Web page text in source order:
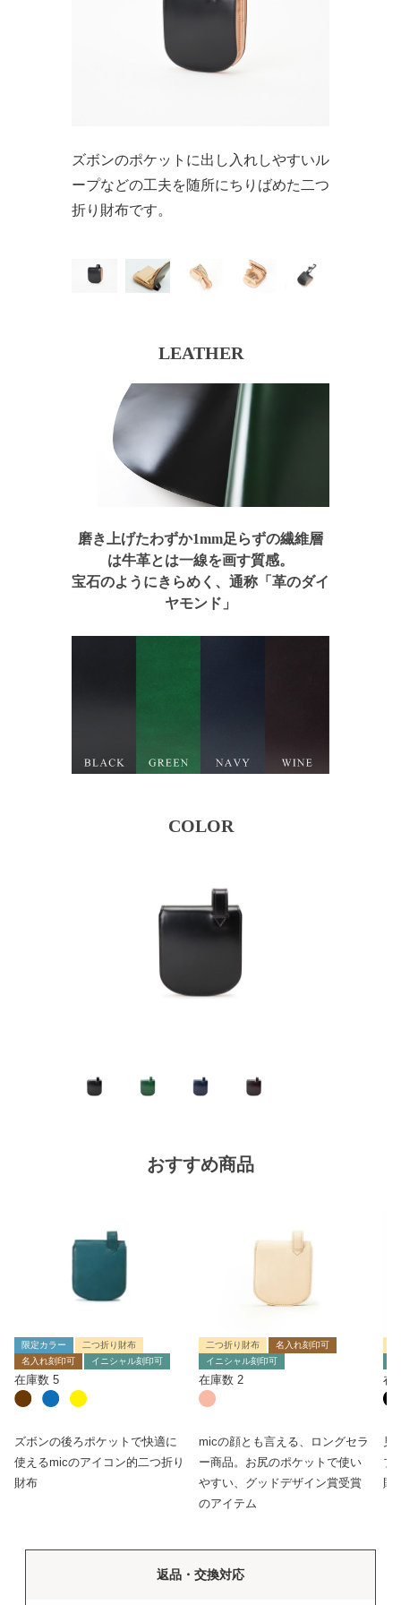
ズボンのポケットに出し入れしやすいル
ープなどの工夫を随所にちりばめた二つ
折り財布です。
LEATHER
磨き上げたわずか1mm足らずの繊維層
は牛革とは一線を画す質感。
宝石のようにきらめく、 通称「革のダイ
ヤモンド」
COLOR
おすすめ商品
限定カラー
二つ折り財布
名入れ刻印可
イニシャル刻印可
在庫数 5
ズボンの後ろポケットで快適に
使えるmicのアイコン的二つ折り
財布
二つ折り財布
名入れ刻印可
イニシャル刻印可
在庫数 2
micの顔とも言える、ロングセラ
ー商品。お尻のポケットで使い
やすい、グッドデザイン賞受賞
のアイテム
在
見
ブ
財
返品・交換対応